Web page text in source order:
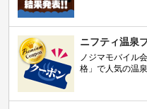
ニフティ温泉
ノジマモバイル
格」で人気の温